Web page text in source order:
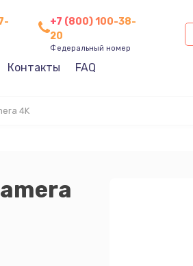
+7 (800) 100-38-
20
Федеральный номер
Контакты FAQ
4K